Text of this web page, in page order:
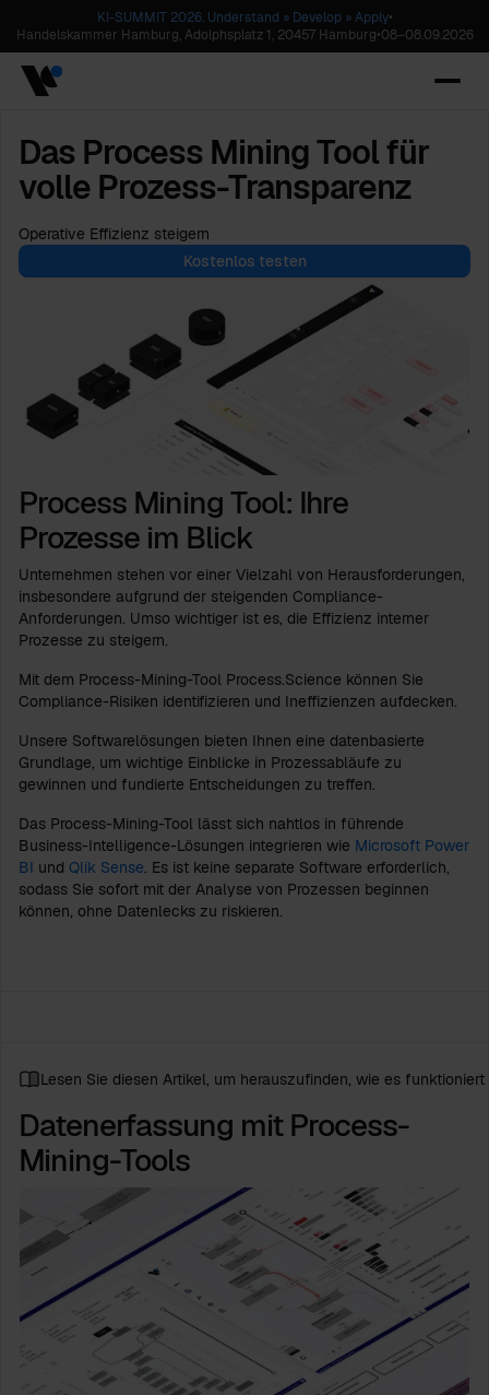
KI-SUMMIT 2026. Understand » Develop » Apply•
Handelskammer Hamburg, Adolphsplatz 1, 20457 Hamburg•08–08.09.2026
Das Process Mining Tool für
volle Prozess-Transparenz
Operative Effizienz steigern
Kostenlos testen
Process Mining Tool: Ihre
Prozesse im Blick
Unternehmen stehen vor einer Vielzahl von Herausforderungen,
insbesondere aufgrund der steigenden Compliance-
Anforderungen. Umso wichtiger ist es, die Effizienz interner
Prozesse zu steigern.
Mit dem Process-Mining-Tool Process.Science können Sie
Compliance-Risiken identifizieren und Ineffizienzen aufdecken.
Unsere Softwarelösungen bieten Ihnen eine datenbasierte
Grundlage, um wichtige Einblicke in Prozessabläufe zu
gewinnen und fundierte Entscheidungen zu treffen.
Das Process-Mining-Tool lässt sich nahtlos in führende
Business-Intelligence-Lösungen integrieren wie Microsoft Power
BI und Qlik Sense. Es ist keine separate Software erforderlich,
sodass Sie sofort mit der Analyse von Prozessen beginnen
können, ohne Datenlecks zu riskieren.
Lesen Sie diesen Artikel, um herauszufinden, wie es funktioniert
Datenerfassung mit Process-
Mining-Tools